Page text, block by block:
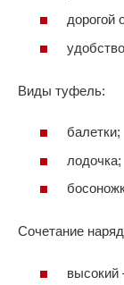
дорогой
Виды туфель:
балетки;
лодочка;
Сочетание
высокий